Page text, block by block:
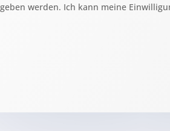
werden. Ich kann meine